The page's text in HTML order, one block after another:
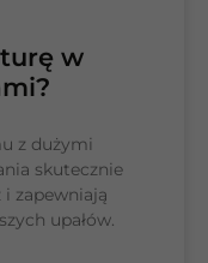
w
z dużymi
skutecznie
zapewniają
upałów.